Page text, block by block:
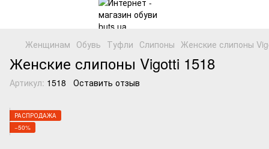
Женщинам Обувь Туфли Слипоны Женские слипоны
Женские слипоны Vigotti 1518
Артикул: 1518 Оставить отзыв
РАСПРОДАЖА
−50%